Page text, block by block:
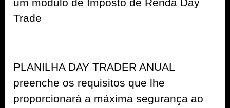
um módulo de Imposto de Renda Day
Trade
PLANILHA DAY TRADER ANUAL
preenche os requisitos que lhe
proporcionará a máxima segurança ao